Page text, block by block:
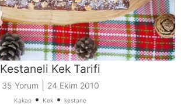
Kestaneli Kek Tarifi
35 Yorum 24 Ekim 2010
Kakao • Kek • kestane